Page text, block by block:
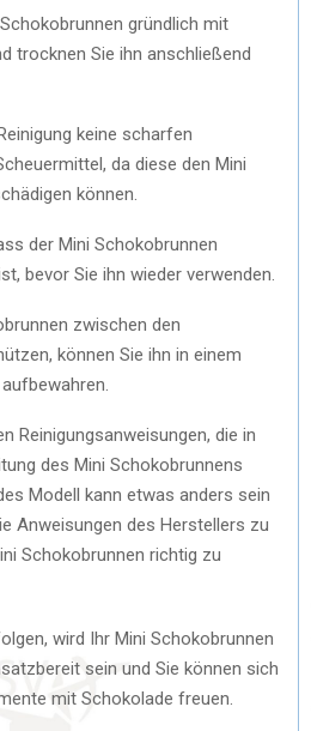
gründlich mit
trocknen Sie ihn anschließend
keine scharfen
da diese den Mini
können.
der Mini Schokobrunnen
bevor Sie ihn wieder verwenden.
zwischen den
können Sie ihn in einem
Reinigungsanweisungen, die in
des Mini Schokobrunnens
Modell kann etwas anders sein
Anweisungen des Herstellers zu
Schokobrunnen richtig zu
wird Ihr Mini Schokobrunnen
sein und Sie können sich
mit Schokolade freuen.